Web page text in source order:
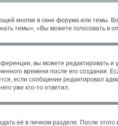
кнопке в окне форума или темы.
темы», «Вы можете голосовать в
вы можете редактировать
времени после его создания.
если сообщение редактировал
уже кто-то ответил.
её в личном разделе. После